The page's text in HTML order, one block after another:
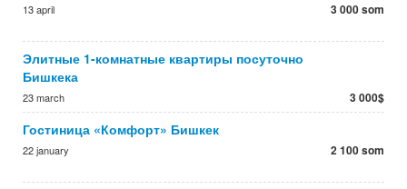
13 april 3 000 som
Элитные 1-комнатные квартиры посуточно
Бишкека
23 march 3 000$
Гостиница «Комфорт» Бишкек
22 january 2 100 som